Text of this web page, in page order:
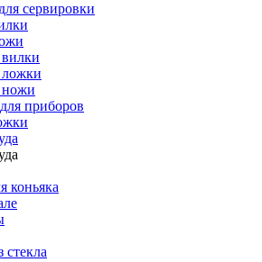
сервировки
ножи
приборов
коньяка